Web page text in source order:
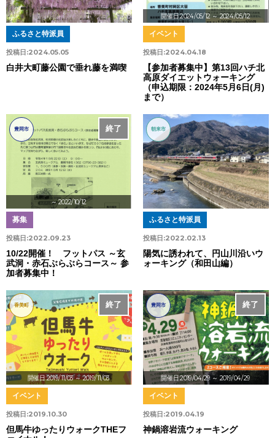
投稿日:2024.05.05
ふるさと特派員
白井大町藤公園で垂れ藤を満喫
開催日:2024/05/12～ 2024/05/12
投稿日:2024.04.18
イベント
【参加者募集中】第13回ハチ北
高原ダイエットウォーキング
（申込期限：2024年5月6日(月)
まで）
～ 2022/10/12
終了
豊岡市
投稿日:2022.09.23
募集
10/22開催！ フットパス ～玄
武洞・赤石ぶらぶらコース～ 参
加者募集中！
朝来市
投稿日:2022.02.13
ふるさと特派員
陽気に誘われて、円山川沿いウ
ォーキング（和田山編）
開催日:2019/11/03～ 2019/11/03
終了
香美町
投稿日:2019.10.30
イベント
但馬牛ゆったりウォークTHEフ
開催日:2019/04/29～ 2019/04/29
終了
豊岡市
投稿日:2019.04.19
イベント
神鍋溶岩流ウォーキング